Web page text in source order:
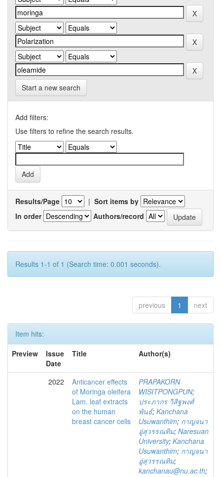
Start a new search
Add filters:
Use filters to refine the search results.
Results/Page | Sort items by
In order
Authors/record
Results 1-1 of 1 (Search time: 0.001 seconds).
previous 1 next
Item hits:
Preview
Issue
Date
Title Author(s)
2022
Anticancer effects
of Moringa oleifera
Lam. leaf extracts
on the human
breast cancer cells
PRAPAKORN
WISITPONGPUN;
ประภากร วิสิฐพงศ์
พันธ์; Kanchana
Usuwanthim; กาญจนา
อู่สุวรรณทิม; Naresuan
University; Kanchana
Usuwanthim; กาญจนา
อู่สุวรรณทิม;
kanchanau@nu.ac.th;